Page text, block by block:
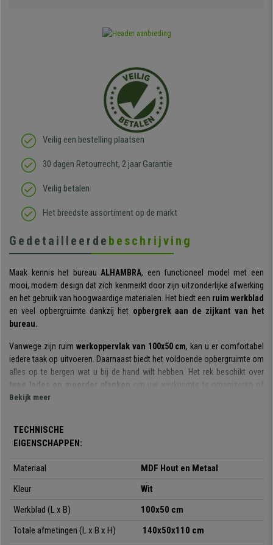
Veilig een bestelling plaatsen
30 dagen Retourrecht, 2 jaar Garantie
Veilig betalen
Het breedste assortiment op de markt
Gedetailleerde beschrijving
Maak kennis het bureauALHAMBRA, een functioneel model met een
mooi, modern design dat zich kenmerkt door zijn uitzonderlijke afwerking
en het gebruik van hoogwaardige materialen. Het biedt een ruim werkblad
en veel opbergruimte dankzij het opbergrek aan de zijkant van het
bureau.
Vanwege zijn ruim werkoppervlak van 100x50 cm, kan u er comfortabel
iedere taak op uitvoeren. Daarnaast biedt het voldoende opbergruimte om
alles op te bergen wat u bij de hand wilt hebben. Het rek beschikt over
twee lades en meerder planken
om uw werkruimte te organizeren of
om decoratieve voorwerpen te plaatsen om een aangename werksfeer te
Deproductiematerialen zijn van topkwaliteit
en metaal geeft dit bureau een uitstekende robuustheid en stabiliteit. De
krassen op de vloer te voorkomen.
Kortom, een mooi, degelijk computerbureau dat
opbergruimte biedt. Het perfecte model voor zowel op kantoor als thuis.
scherpste prijs met gratis verzending.
Bekijk meer
TECHNISCHE
EIGENSCHAPPEN:
Materiaal
MDF Hout en Metaal
Kleur
Wit
Werkblad (L x B)
100x50 cm
Totale afmetingen (L x B x H)
140x50x110 cm